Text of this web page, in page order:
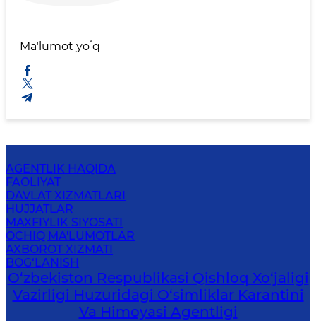
Maʼlumot yoʻq
AGENTLIK HAQIDA
FAOLIYAT
DAVLAT XIZMATLARI
HUJJATLAR
MAXFIYLIK SIYOSATI
OCHIQ MA'LUMOTLAR
AXBOROT XIZMATI
BOG‘LANISH
O‘zbekiston Respublikasi Qishloq Xo‘jaligi
Vazirligi Huzuridagi O‘simliklar Karantini
Va Himoyasi Agentligi